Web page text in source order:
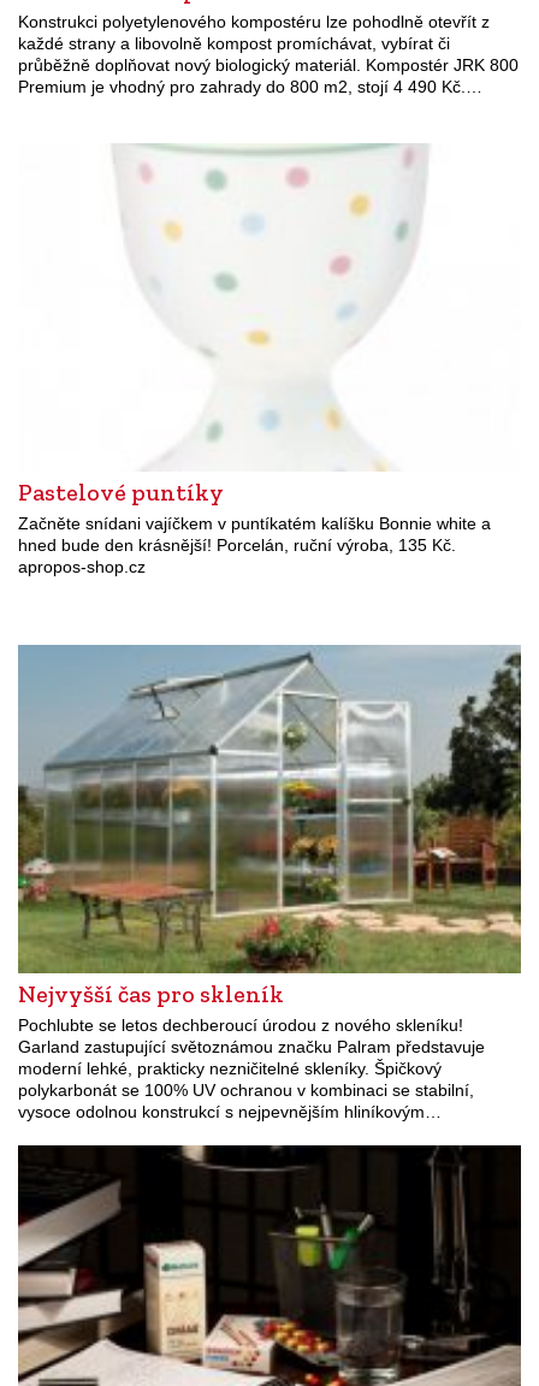
Konstrukci polyetylenového kompostéru lze pohodlně otevřít z
každé strany a libovolně kompost promíchávat, vybírat či
průběžně doplňovat nový biologický materiál. Kompostér JRK 800
Premium je vhodný pro zahrady do 800 m2, stojí 4 490 Kč.…
Pastelové puntíky
Začněte snídani vajíčkem v puntíkatém kalíšku Bonnie white a
hned bude den krásnější! Porcelán, ruční výroba, 135 Kč.
apropos-shop.cz
Nejvyšší čas pro skleník
Pochlubte se letos dechberoucí úrodou z nového skleníku!
Garland zastupující světoznámou značku Palram představuje
moderní lehké, prakticky nezničitelné skleníky. Špičkový
polykarbonát se 100% UV ochranou v kombinaci se stabilní,
vysoce odolnou konstrukcí s nejpevnějším hliníkovým…